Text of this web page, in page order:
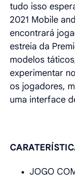
tudo isso
2021 Mobile
encontrará
estreia da
modelos
experimentar
os jogadores,
uma interface
JOGO